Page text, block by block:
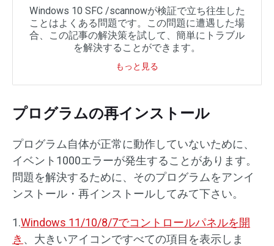
Windows 10 SFC /scannowが検証で立ち往生した
ことはよくある問題です。この問題に遭遇した場
合、この記事の解決策を試して、簡単にトラブル
を解決することができます。
もっと見る
プログラムの再インストール
プログラム自体が正常に動作していないために、
イベント1000エラーが発生することがあります。
問題を解決するために、そのプログラムをアンイ
ンストール・再インストールしてみて下さい。
1.Windows 11/10/8/7でコントロールパネルを開
き 、大きいアイコンですべての項目を表示しま